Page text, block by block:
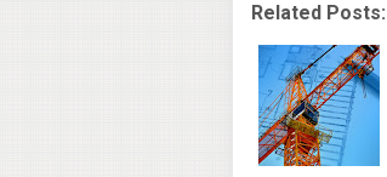
Related Posts: